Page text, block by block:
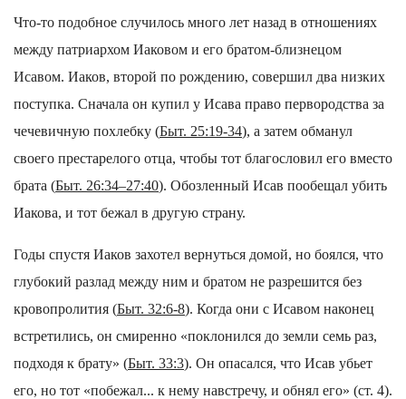
Что-то подобное случилось много лет назад в отношениях
между патриархом Иаковом и его братом-близнецом
Исавом. Иаков, второй по рождению, совершил два низких
поступка. Сначала он купил у Исава право первородства за
чечевичную похлебку (Быт. 25:19-34), а затем обманул
своего престарелого отца, чтобы тот благословил его вместо
брата (Быт. 26:34–27:40). Обозленный Исав пообещал убить
Иакова, и тот бежал в другую страну.
Годы спустя Иаков захотел вернуться домой, но боялся, что
глубокий разлад между ним и братом не разрешится без
кровопролития (Быт. 32:6-8). Когда они с Исавом наконец
встретились, он смиренно «поклонился до земли семь раз,
подходя к брату» (Быт. 33:3). Он опасался, что Исав убьет
его, но тот «побежал... к нему навстречу, и обнял его» (ст. 4).